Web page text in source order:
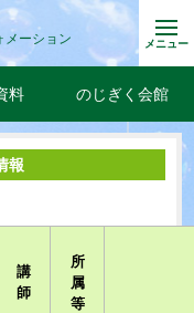
メーション メニュー
料 のじぎく会館
報
講
師
所
属
等